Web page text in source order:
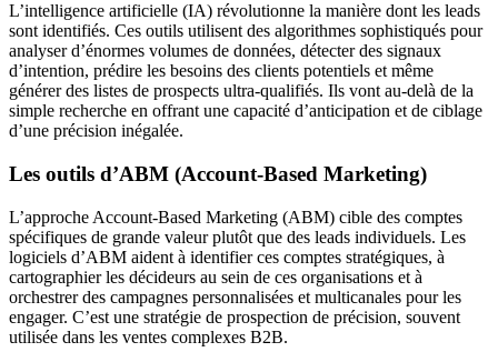
L’intelligence artificielle (IA) révolutionne la manière dont les leads
sont identifiés. Ces outils utilisent des algorithmes sophistiqués pour
analyser d’énormes volumes de données, détecter des signaux
d’intention, prédire les besoins des clients potentiels et même
générer des listes de prospects ultra-qualifiés. Ils vont au-delà de la
simple recherche en offrant une capacité d’anticipation et de ciblage
d’une précision inégalée.
Les outils d’ABM (Account-Based Marketing)
L’approche Account-Based Marketing (ABM) cible des comptes
spécifiques de grande valeur plutôt que des leads individuels. Les
logiciels d’ABM aident à identifier ces comptes stratégiques, à
cartographier les décideurs au sein de ces organisations et à
orchestrer des campagnes personnalisées et multicanales pour les
engager. C’est une stratégie de prospection de précision, souvent
utilisée dans les ventes complexes B2B.